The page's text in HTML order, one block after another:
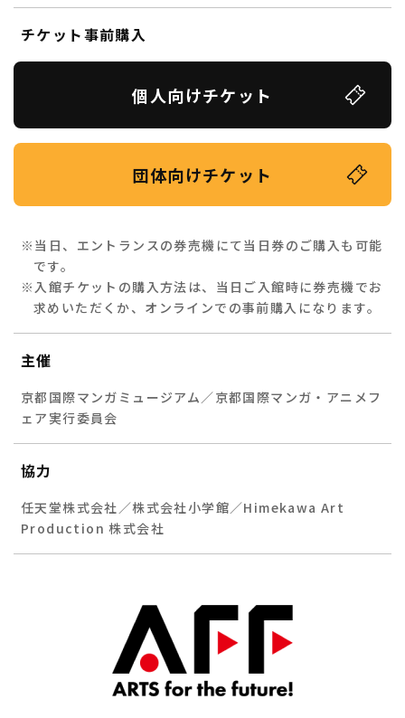
チケット事前購入
個人向けチケット
団体向けチケット
※当日、エントランスの券売機にて当日券のご購入も可能
です。
※入館チケットの購入方法は、当日ご入館時に券売機でお
求めいただくか、オンラインでの事前購入になります。
主催
京都国際マンガミュージアム／京都国際マンガ・アニメフ
ェア実行委員会
協力
任天堂株式会社／株式会社小学館／Himekawa Art
Production 株式会社